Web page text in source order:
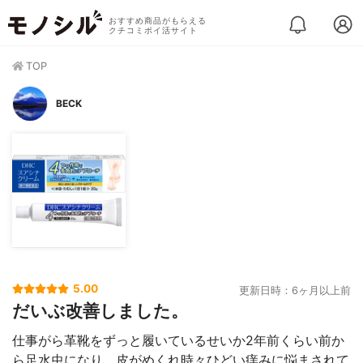
おすすめ商品がもらえる
クチコミポイ活サイト
TOP
BECK
5.00 更新日時：6ヶ月以上前
だいぶ改善しました。
仕事がら革靴をずっと履いているせいか2年前くらい前か
ら足水虫になり、皮がめくれ時々ひどい痒みに悩まされて